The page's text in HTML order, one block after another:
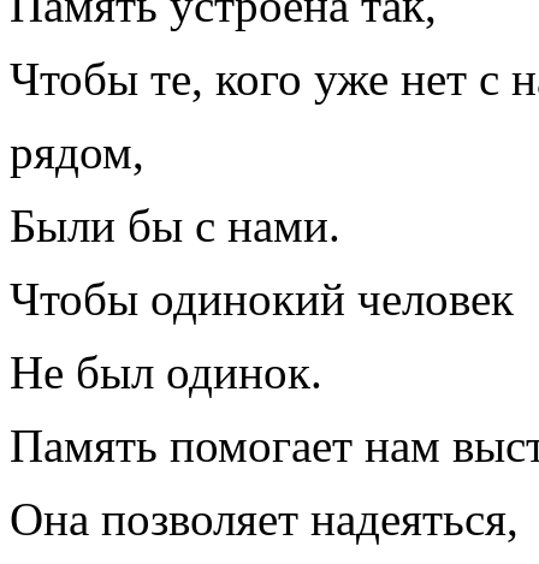
Чтобы те, кого уже нет с
рядом,
Были бы с нами.
Чтобы одинокий человек
Не был одинок.
Память помогает нам
Она позволяет надеяться,